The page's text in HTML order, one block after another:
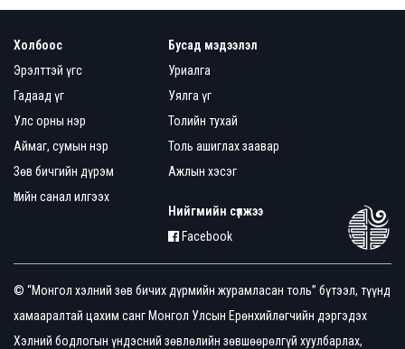
Холбоос
Эрэлттэй үгс
Гадаад үг
Улс орны нэр
Аймаг, сумын нэр
Зөв бичгийн дүрэм
Үгийн санал илгээх
Бусад мэдээлэл
Уриалга
Уялга үг
Толийн тухай
Толь ашиглах заавар
Ажлын хэсэг
Нийгмийн сүлжээ
Facebook
© “Монгол хэлний зөв бичих дүрмийн журамласан толь” бүтээл, түүнд
хамааралтай цахим санг Монгол Улсын Ерөнхийлөгчийн дэргэдэх
Хэлний бодлогын үндэсний зөвлөлийн зөвшөөрөлгүй хуулбарлах,